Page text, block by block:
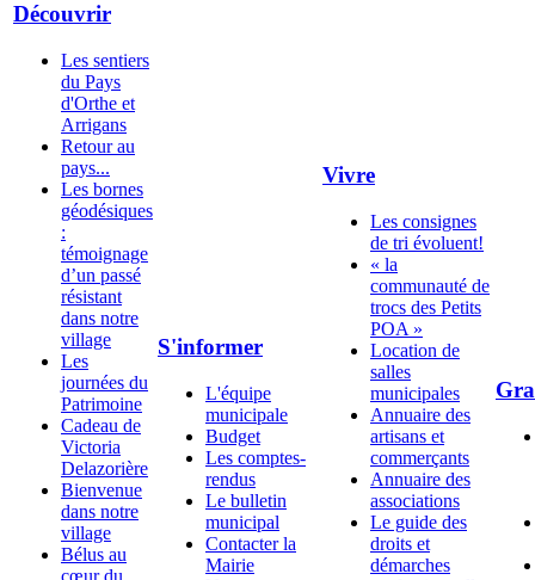
Découvrir
Les sentiers
du Pays
d'Orthe et
Arrigans
Retour au
pays...
Les bornes
géodésiques
:
témoignage
d’un passé
résistant
dans notre
village
Les
journées du
Patrimoine
Cadeau de
Victoria
Delazorière
Bienvenue
dans notre
village
Bélus au
cœur du
S'informer
L'équipe
municipale
Budget
Les comptes-
rendus
Le bulletin
municipal
Contacter la
Mairie
Vivre
Les consignes
de tri évoluent!
« la
communauté de
trocs des Petits
POA »
Location de
salles
municipales
Annuaire des
artisans et
commerçants
Annuaire des
associations
Le guide des
droits et
démarches